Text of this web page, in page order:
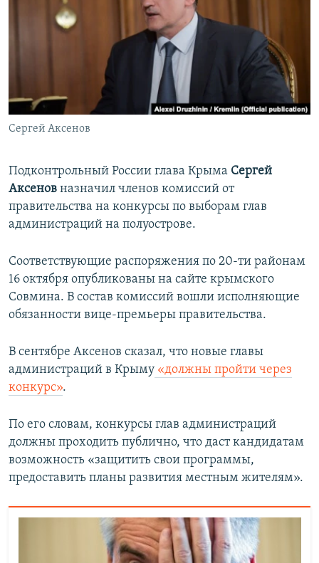
СОВЕТЫ ПРАВОЗАЩИТНИКОВ
ПРОПАВШИЕ БЕЗ ВЕСТИ
ПОБЕДИТЕЛЕЙ НЕ СУДЯТ?
КРЫМ.НЕПОКОРЕННЫЙ
ELIFBE
УКРАИНСКАЯ ПРОБЛЕМА КРЫМА
Qırımtatar
Сергей Аксенов
Подконтрольный России глава Крыма Сергей
Аксенов назначил членов комиссий от
правительства на конкурсы по выборам глав
администраций на полуострове.
Соответствующие распоряжения по 20-ти районам
16 октября опубликованы на сайте крымского
Совмина. В состав комиссий вошли исполняющие
обязанности вице-премьеры правительства.
В сентябре Аксенов сказал, что новые главы
администраций в Крыму «должны пройти через
конкурс».
По его словам, конкурсы глав администраций
должны проходить публично, что даст кандидатам
возможность «защитить свои программы,
предоставить планы развития местным жителям».